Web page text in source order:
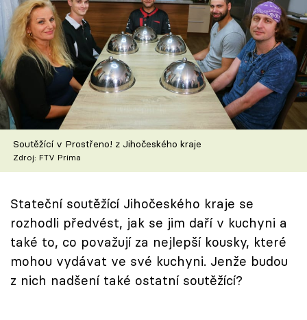
Články
TV Program
Škola vaření
Recepty z TV
Speciál: Cuketa
Sledujte prima+
Přihlášení
Soutěžící v Prostřeno! z Jihočeského kraje
Zdroj: FTV Prima
Stateční soutěžící Jihočeského kraje se
rozhodli předvést, jak se jim daří v kuchyni a
také to, co považují za nejlepší kousky, které
mohou vydávat ve své kuchyni. Jenže budou
z nich nadšení také ostatní soutěžící?